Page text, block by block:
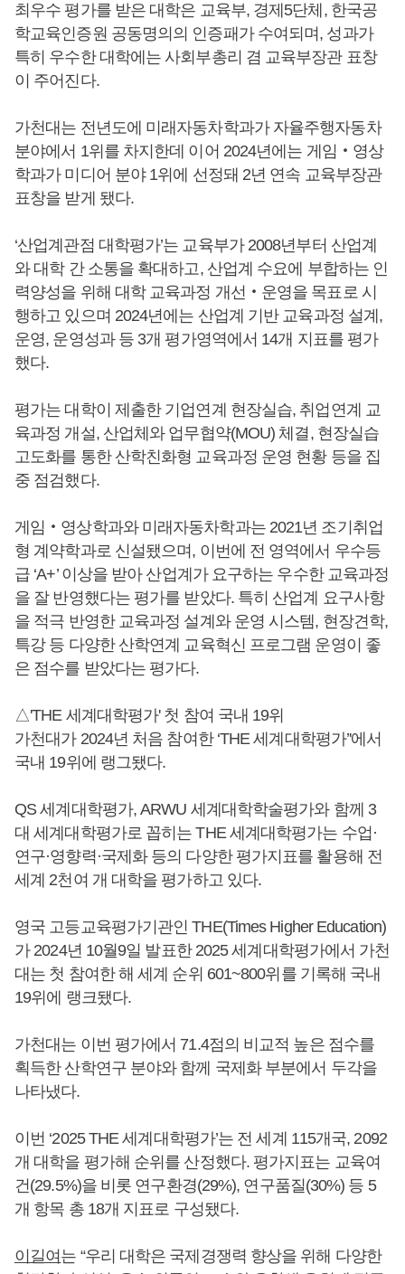
최우수 평가를 받은 대학은 교육부, 경제5단체, 한국공
학교육인증원 공동명의의 인증패가 수여되며, 성과가
특히 우수한 대학에는 사회부총리 겸 교육부장관 표창
이 주어진다.
가천대는 전년도에 미래자동차학과가 자율주행자동차
분야에서 1위를 차지한데 이어 2024년에는 게임‧영상
학과가 미디어 분야 1위에 선정돼 2년 연속 교육부장관
표창을 받게 됐다.
‘산업계관점 대학평가’는 교육부가 2008년부터 산업계
와 대학 간 소통을 확대하고, 산업계 수요에 부합하는 인
력양성을 위해 대학 교육과정 개선‧운영을 목표로 시
행하고 있으며 2024년에는 산업계 기반 교육과정 설계,
운영, 운영성과 등 3개 평가영역에서 14개 지표를 평가
했다.
평가는 대학이 제출한 기업연계 현장실습, 취업연계 교
육과정 개설, 산업체와 업무협약(MOU) 체결, 현장실습
고도화를 통한 산학친화형 교육과정 운영 현황 등을 집
중 점검했다.
게임‧영상학과와 미래자동차학과는 2021년 조기취업
형 계약학과로 신설됐으며, 이번에 전 영역에서 우수등
급 ‘A+’ 이상을 받아 산업계가 요구하는 우수한 교육과정
을 잘 반영했다는 평가를 받았다. 특히 산업계 요구사항
을 적극 반영한 교육과정 설계와 운영 시스템, 현장견학,
특강 등 다양한 산학연계 교육혁신 프로그램 운영이 좋
은 점수를 받았다는 평가다.
△'THE 세계대학평가' 첫 참여 국내 19위
가천대가 2024년 처음 참여한 ‘THE 세계대학평가’'에서
국내 19위에 랭그됐다.
QS 세계대학평가, ARWU 세계대학학술평가와 함께 3
대 세계대학평가로 꼽히는 THE 세계대학평가는 수업·
연구·영향력·국제화 등의 다양한 평가지표를 활용해 전
세계 2천여 개 대학을 평가하고 있다.
영국 고등교육평가기관인 THE(Times Higher Education)
가 2024년 10월9일 발표한 2025 세계대학평가에서 가천
대는 첫 참여한 해 세계 순위 601~800위를 기록해 국내
19위에 랭크됐다.
가천대는 이번 평가에서 71.4점의 비교적 높은 점수를
획득한 산학연구 분야와 함께 국제화 부분에서 두각을
나타냈다.
이번 ‘2025 THE 세계대학평가’는 전 세계 115개국, 2092
개 대학을 평가해 순위를 산정했다. 평가지표는 교육여
건(29.5%)을 비롯 연구환경(29%), 연구품질(30%) 등 5
개 항목 총 18개 지표로 구성됐다.
이길여 는 “우리 대학은 국제경쟁력 향상을 위해 다양한